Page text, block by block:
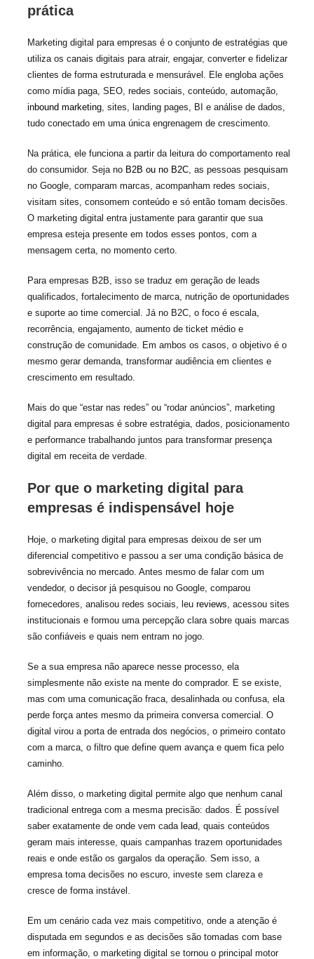
prática
Marketing digital para empresas é o conjunto de estratégias que
utiliza os canais digitais para atrair, engajar, converter e fidelizar
clientes de forma estruturada e mensurável. Ele engloba ações
como mídia paga, SEO, redes sociais, conteúdo, automação,
inbound marketing, sites, landing pages, BI e análise de dados,
tudo conectado em uma única engrenagem de crescimento.
Na prática, ele funciona a partir da leitura do comportamento real
do consumidor. Seja no B2B ou no B2C, as pessoas pesquisam
no Google, comparam marcas, acompanham redes sociais,
visitam sites, consomem conteúdo e só então tomam decisões.
O marketing digital entra justamente para garantir que sua
empresa esteja presente em todos esses pontos, com a
mensagem certa, no momento certo.
Para empresas B2B, isso se traduz em geração de leads
qualificados, fortalecimento de marca, nutrição de oportunidades
e suporte ao time comercial. Já no B2C, o foco é escala,
recorrência, engajamento, aumento de ticket médio e
construção de comunidade. Em ambos os casos, o objetivo é o
mesmo gerar demanda, transformar audiência em clientes e
crescimento em resultado.
Mais do que “estar nas redes” ou “rodar anúncios”, marketing
digital para empresas é sobre estratégia, dados, posicionamento
e performance trabalhando juntos para transformar presença
digital em receita de verdade.
Por que o marketing digital para
empresas é indispensável hoje
Hoje, o marketing digital para empresas deixou de ser um
diferencial competitivo e passou a ser uma condição básica de
sobrevivência no mercado. Antes mesmo de falar com um
vendedor, o decisor já pesquisou no Google, comparou
fornecedores, analisou redes sociais, leu reviews, acessou sites
institucionais e formou uma percepção clara sobre quais marcas
são confiáveis e quais nem entram no jogo.
Se a sua empresa não aparece nesse processo, ela
simplesmente não existe na mente do comprador. E se existe,
mas com uma comunicação fraca, desalinhada ou confusa, ela
perde força antes mesmo da primeira conversa comercial. O
digital virou a porta de entrada dos negócios, o primeiro contato
com a marca, o filtro que define quem avança e quem fica pelo
caminho.
Além disso, o marketing digital permite algo que nenhum canal
tradicional entrega com a mesma precisão: dados. É possível
saber exatamente de onde vem cada lead, quais conteúdos
geram mais interesse, quais campanhas trazem oportunidades
reais e onde estão os gargalos da operação. Sem isso, a
empresa toma decisões no escuro, investe sem clareza e
cresce de forma instável.
Em um cenário cada vez mais competitivo, onde a atenção é
disputada em segundos e as decisões são tomadas com base
em informação, o marketing digital se tornou o principal motor